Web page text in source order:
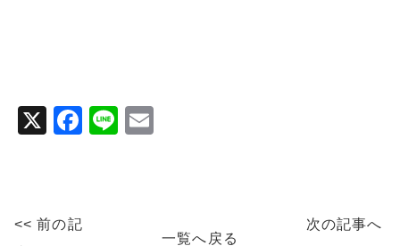
X
F
Li
<< 前の記
一覧へ戻る
次の記事へ